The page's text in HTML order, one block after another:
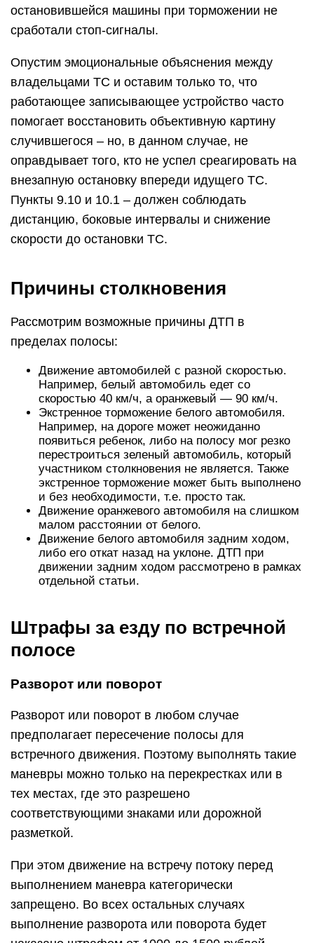
остановившейся машины при торможении не
сработали стоп-сигналы.
Опустим эмоциональные объяснения между
владельцами ТС и оставим только то, что
работающее записывающее устройство часто
помогает восстановить объективную картину
случившегося – но, в данном случае, не
оправдывает того, кто не успел среагировать на
внезапную остановку впереди идущего ТС.
Пункты 9.10 и 10.1 – должен соблюдать
дистанцию, боковые интервалы и снижение
скорости до остановки ТС.
Причины столкновения
Рассмотрим возможные причины ДТП в
пределах полосы:
Движение автомобилей с разной скоростью.
Например, белый автомобиль едет со
скоростью 40 км/ч, а оранжевый — 90 км/ч.
Экстренное торможение белого автомобиля.
Например, на дороге может неожиданно
появиться ребенок, либо на полосу мог резко
перестроиться зеленый автомобиль, который
участником столкновения не является. Также
экстренное торможение может быть выполнено
и без необходимости, т.е. просто так.
Движение оранжевого автомобиля на слишком
малом расстоянии от белого.
Движение белого автомобиля задним ходом,
либо его откат назад на уклоне. ДТП при
движении задним ходом рассмотрено в рамках
отдельной статьи.
Штрафы за езду по встречной
полосе
Разворот или поворот
Разворот или поворот в любом случае
предполагает пересечение полосы для
встречного движения. Поэтому выполнять такие
маневры можно только на перекрестках или в
тех местах, где это разрешено
соответствующими знаками или дорожной
разметкой.
При этом движение на встречу потоку перед
выполнением маневра категорически
запрещено. Во всех остальных случаях
выполнение разворота или поворота будет